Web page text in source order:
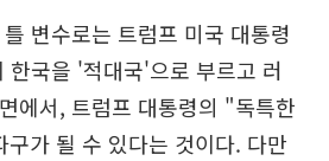
변수로는 트럼프 미국 대통령
한국을 '적대국'으로 부르고 러
에서, 트럼프 대통령의 "독특한
가 될 수 있다는 것이다. 다만